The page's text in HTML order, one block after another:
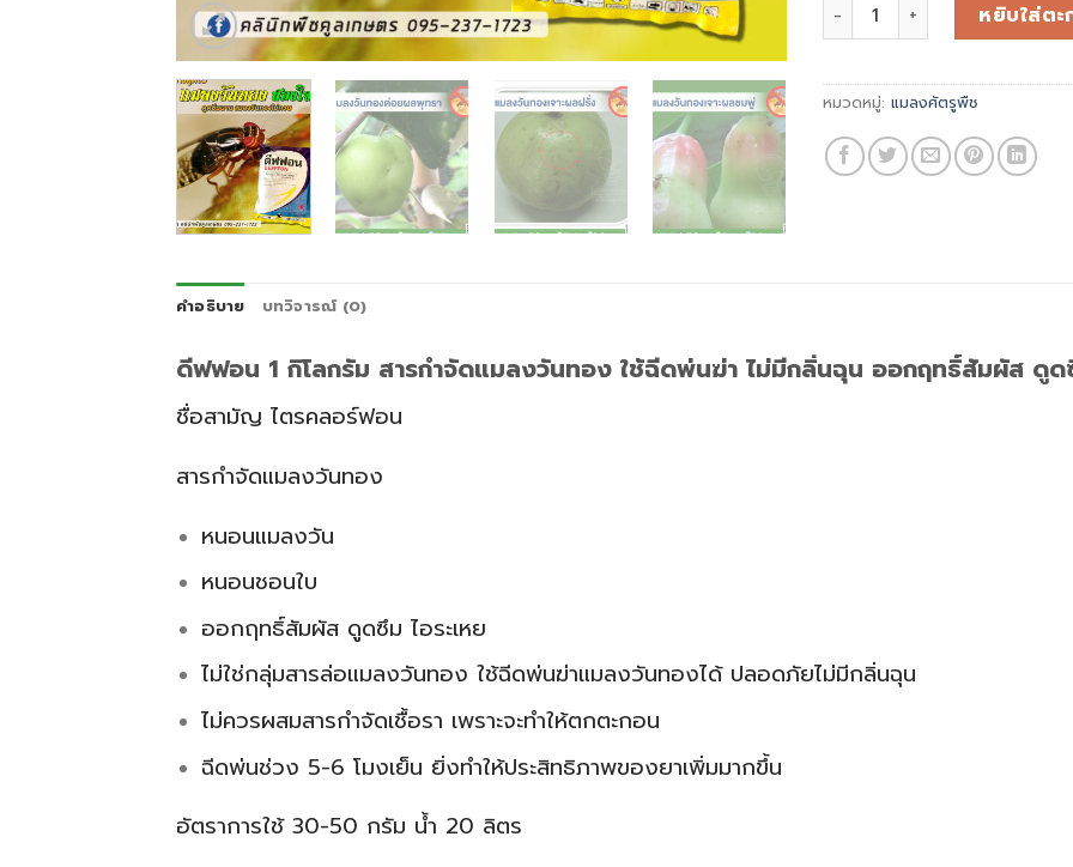
หยิบใส่ตะ
หมวดหมู่: แมลงศัตรูพืช
คำอธิบาย บทวิจารณ์ (0)
ดีฟฟอน 1 กิโลกรัม สารกำจัดแมลงวันทอง ใช้ฉีดพ่นฆ่า ไม่มีกลิ่นฉุน ออกฤทธิ์สัมผัส ดู
ชื่อสามัญ ไตรคลอร์ฟอน
สารกำจัดแมลงวันทอง
หนอนแมลงวัน
หนอนชอนใบ
ออกฤทธิ์สัมผัส ดูดซึม ไอระเหย
ไม่ใช่กลุ่มสารล่อแมลงวันทอง ใช้ฉีดพ่นฆ่าแมลงวันทองได้ ปลอดภัยไม่มีกลิ่นฉุน
ไม่ควรผสมสารกำจัดเชื้อรา เพราะจะทำให้ตกตะกอน
ฉีดพ่นช่วง 5-6 โมงเย็น ยิ่งทำให้ประสิทธิภาพของยาเพิ่มมากขึ้น
อัตราการใช้ 30-50 กรัม น้ำ 20 ลิตร